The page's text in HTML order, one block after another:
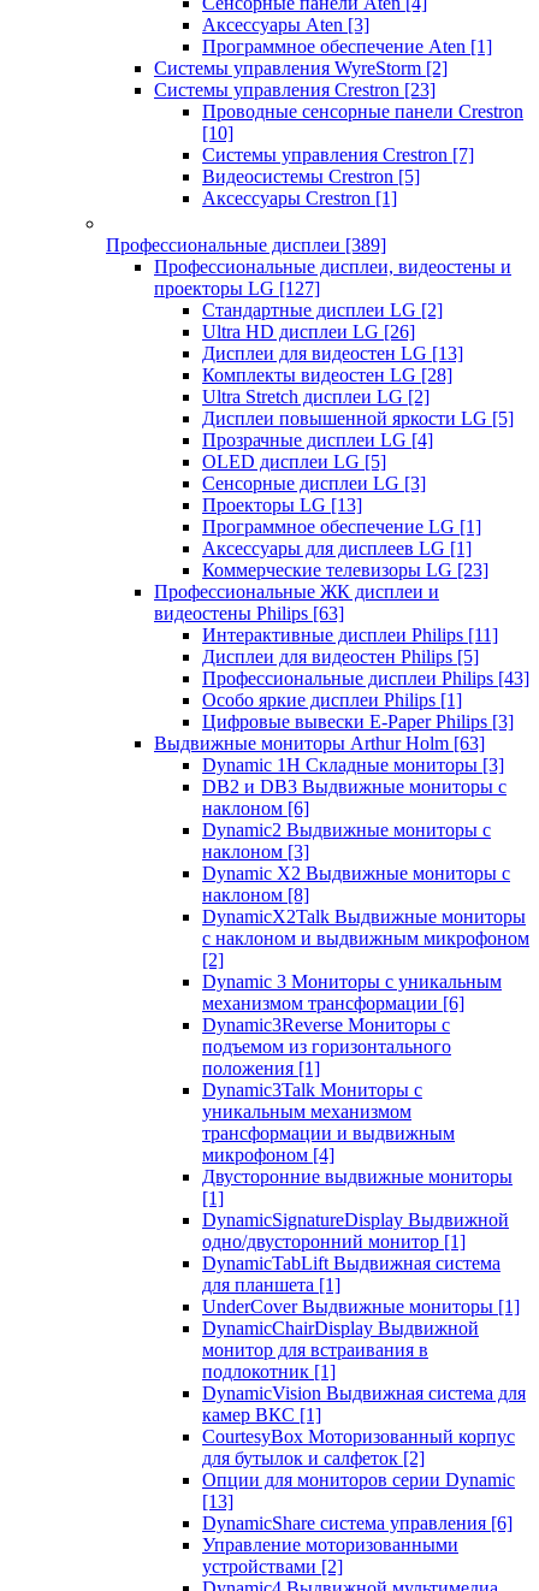
Аксессуары Aten [3]
Программное обеспечение Aten [1]
Системы управления WyreStorm [2]
Системы управления Crestron [23]
Проводные сенсорные панели Crestron
[10]
Системы управления Crestron [7]
Видеосистемы Crestron [5]
Аксессуары Crestron [1]
Профессиональные дисплеи [389]
Профессиональные дисплеи, видеостены и
проекторы LG [127]
Стандартные дисплеи LG [2]
Ultra HD дисплеи LG [26]
Дисплеи для видеостен LG [13]
Комплекты видеостен LG [28]
Ultra Stretch дисплеи LG [2]
Дисплеи повышенной яркости LG [5]
Прозрачные дисплеи LG [4]
OLED дисплеи LG [5]
Сенсорные дисплеи LG [3]
Проекторы LG [13]
Программное обеспечение LG [1]
Аксессуары для дисплеев LG [1]
Коммерческие телевизоры LG [23]
Профессиональные ЖК дисплеи и
видеостены Philips [63]
Интерактивные дисплеи Philips [11]
Дисплеи для видеостен Philips [5]
Профессиональные дисплеи Philips [43]
Особо яркие дисплеи Philips [1]
Цифровые вывески E-Paper Philips [3]
Выдвижные мониторы Arthur Holm [63]
Dynamic 1Н Складные мониторы [3]
DB2 и DB3 Выдвижные мониторы с
наклоном [6]
Dynamic2 Выдвижные мониторы с
наклоном [3]
Dynamic X2 Выдвижные мониторы с
наклоном [8]
DynamicX2Talk Выдвижные мониторы
с наклоном и выдвижным микрофоном
[2]
Dynamic 3 Мониторы с уникальным
механизмом трансформации [6]
Dynamic3Reverse Мониторы с
подъемом из горизонтального
положения [1]
Dynamic3Talk Мониторы с
уникальным механизмом
трансформации и выдвижным
микрофоном [4]
Двусторонние выдвижные мониторы
[1]
DynamicSignatureDisplay Выдвижной
одно/двусторонний монитор [1]
DynamicTabLift Выдвижная система
для планшета [1]
UnderCover Выдвижные мониторы [1]
DynamicChairDisplay Выдвижной
монитор для встраивания в
подлокотник [1]
DynamicVision Выдвижная система для
камер ВКС [1]
CourtesyBox Моторизованный корпус
для бутылок и салфеток [2]
Опции для мониторов серии Dynamic
[13]
DynamicShare система управления [6]
Управление моторизованными
устройствами [2]